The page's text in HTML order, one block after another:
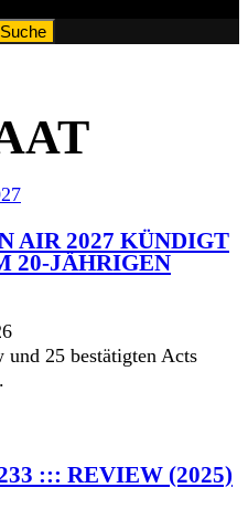
AIR 2027 KÜNDIGT
20-JÄHRIGEN
25 bestätigten Acts
::: REVIEW (2025)